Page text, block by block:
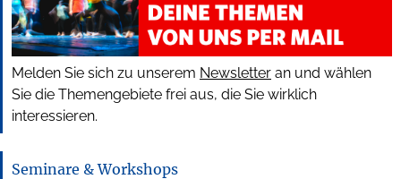
Melden Sie sich zu unserem Newsletter an und wählen
Sie die Themengebiete frei aus, die Sie wirklich
interessieren.
Seminare & Workshops